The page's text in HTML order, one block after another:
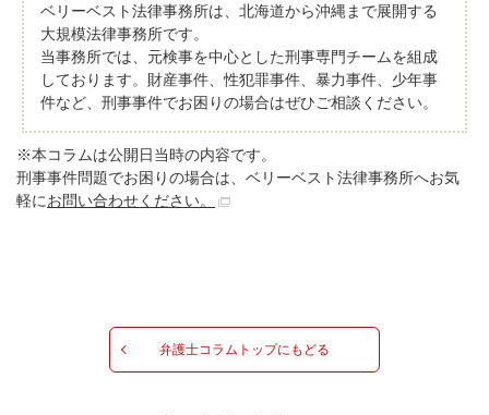
ベリーベスト法律事務所は、北海道から沖縄まで展開する
大規模法律事務所です。
当事務所では、元検事を中心とした刑事専門チームを組成
しております。財産事件、性犯罪事件、暴力事件、少年事
件など、刑事事件でお困りの場合はぜひご相談ください。
※本コラムは公開日当時の内容です。
刑事事件問題でお困りの場合は、ベリーベスト法律事務所へお気
軽にお問い合わせください。
弁護士コラムトップにもどる